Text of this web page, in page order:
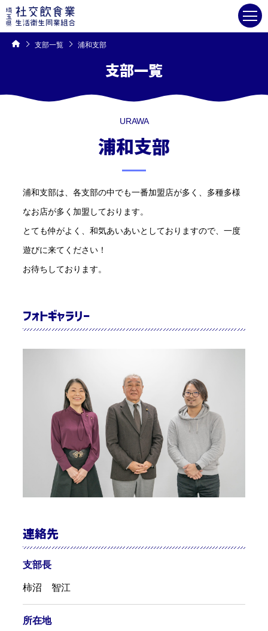
へ
支部一覧 浦和支部
支部一覧
URAWA
浦和支部
浦和支部は、各支部の中でも一番加盟店が多く、多種多様
なお店が多く加盟しております。
とても仲がよく、和気あいあいとしておりますので、一度
遊びに来てください！
お待ちしております。
フォトギャラリー
連絡先
支部長
柿沼 智江
所在地